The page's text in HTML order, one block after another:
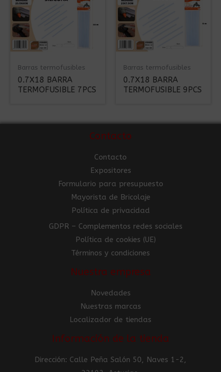
Barras termofusibles
0.7X18 BARRA
TERMOFUSIBLE 7PCS
Barras termofusibles
0.7X18 BARRA
TERMOFUSIBLE 9PCS
Contacto
Contacto
Expositores
Formulario para presupuesto
Mayorista de Bricolaje
Política de privacidad
GDPR – Complementos redes sociales
Política de cookies (UE)
Términos y condiciones
Nuestra empresa
Novedades
Nuestras marcas
Localizador de tiendas
Información de la tienda
Dirección: Calle Peña Salón 50, Naves 1-2,